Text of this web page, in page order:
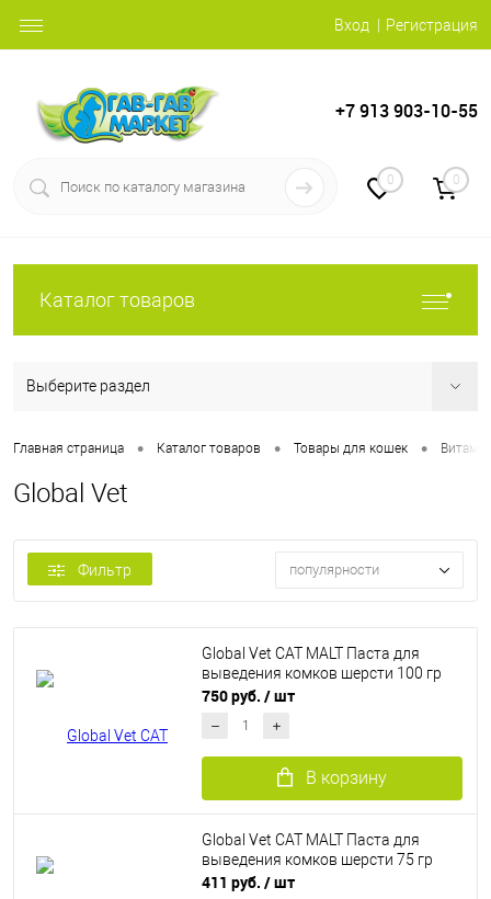
Вход Регистрация
+7 913 903-10-55
0 0
Каталог товаров
Выберите раздел
Главная страница • Каталог товаров • Товары для кошек •
Global Vet
Фильтр популярности
Global Vet CAT MALT Паста для
выведения комков шерсти 100 гр
750 руб. / шт
В корзину
Global Vet CAT MALT Паста для
выведения комков шерсти 75 гр
411 руб. / шт